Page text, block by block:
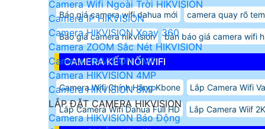
Camera Wifi Ngoài Trời HIKVISION
Camera IP HIKVISION
Camera HIKVISION Xoay 360
Camera ZOOM Sắc Nét HIKVISION
Camera HIKVISION 2MP
Camera HIKVISION 4MP
Camera HIKVISION 8MP
LẮP ĐẶT CAMERA HIKVISION
Camera HIKVISION Báo Động
Báo giá camera wifi dahua mới camera quay rõ
Báo giá camera hikvision bản báo giá camera wifi
CAMERA KẾT NỐI WIFI
Camera Wifi Chính Hãng Kbone Lắp Camera Wifi
Lắp Camera Wifi Dahua Full HD Lắp Camera Wiif